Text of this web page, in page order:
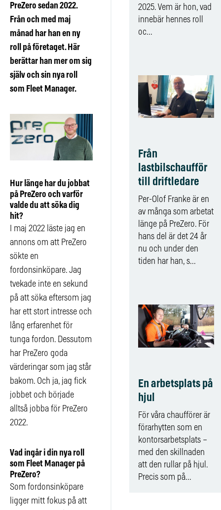
PreZero sedan 2022.
Från och med maj
månad har han en ny
roll på företaget. Här
berättar han mer om sig
själv och sin nya roll
som Fleet Manager.
Hur länge har du jobbat
på PreZero och varför
valde du att söka dig
hit?
I maj 2022 läste jag en
annons om att PreZero
sökte en
fordonsinköpare. Jag
tvekade inte en sekund
på att söka eftersom jag
har ett stort intresse och
lång erfarenhet för
tunga fordon. Dessutom
har PreZero goda
värderingar som jag står
bakom. Och ja, jag fick
jobbet och började
alltså jobba för PreZero
2022.
Vad ingår i din nya roll
som Fleet Manager på
PreZero?
Som fordonsinköpare
ligger mitt fokus på att
2025. Vem är hon, vad
innebär hennes roll
oc...
Från
lastbilschaufför
till driftledare
Per-Olof Franke är en
av många som arbetat
länge på PreZero. För
hans del är det 24 år
nu och under den
tiden har han, s...
En arbetsplats på
hjul
För våra chaufförer är
förarhytten som en
kontorsarbetsplats –
med den skillnaden
att den rullar på hjul.
Precis som på...